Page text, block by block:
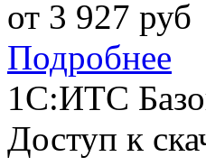
от 3 927 руб
Подробнее
1С:ИТС
Доступ к